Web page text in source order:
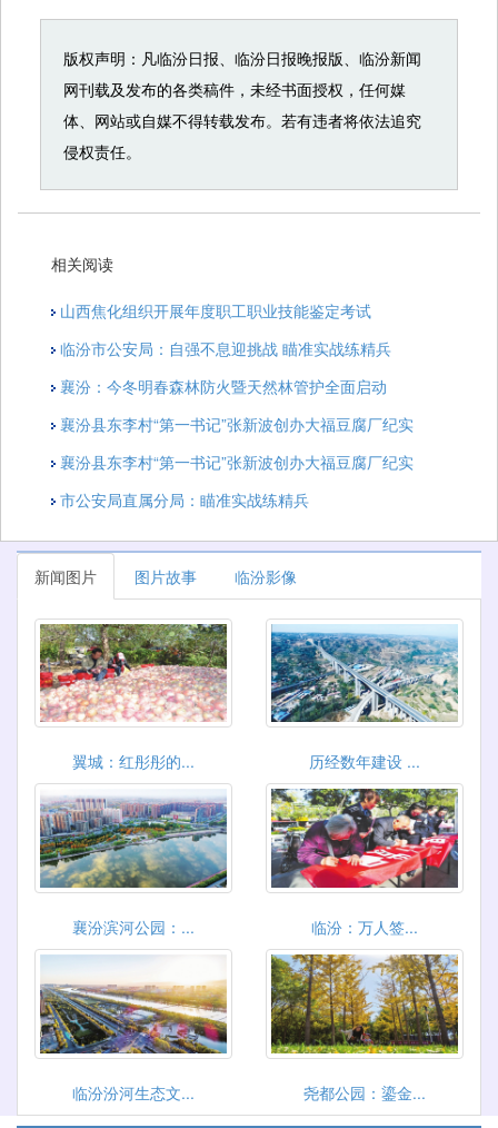
版权声明：凡临汾日报、临汾日报晚报版、临汾新闻
网刊载及发布的各类稿件，未经书面授权，任何媒
体、网站或自媒不得转载发布。若有违者将依法追究
侵权责任。
相关阅读
山西焦化组织开展年度职工职业技能鉴定考试
临汾市公安局：自强不息迎挑战 瞄准实战练精兵
襄汾：今冬明春森林防火暨天然林管护全面启动
襄汾县东李村“第一书记”张新波创办大福豆腐厂纪实
襄汾县东李村“第一书记”张新波创办大福豆腐厂纪实
市公安局直属分局：瞄准实战练精兵
新闻图片 图片故事 临汾影像
翼城：红彤彤的... 历经数年建设 ...
襄汾滨河公园：... 临汾：万人签...
临汾汾河生态文... 尧都公园：鎏金...